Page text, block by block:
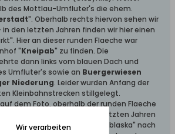
des Mottlau-Umfluter's die ehem.
". Oberhalb rechts hiervon sehen wir
in den letzten Jahren finden wir hier einen
Hier an dieser runden Flaeche war
"Kneipab" zu finden. Die
dann links vom blauen Dach und
Umfluter's sowie an Buergerwiesen
Niederung. Leider wurden Anfang der
Kleinbahnstrecken stillgelegt.
dem Foto, oberhalb der runden Flaeche
verlaufend, die in den letzten Jahren
Auto-Schnellstrasse "Elblaska" nach
Wir verarbeiten